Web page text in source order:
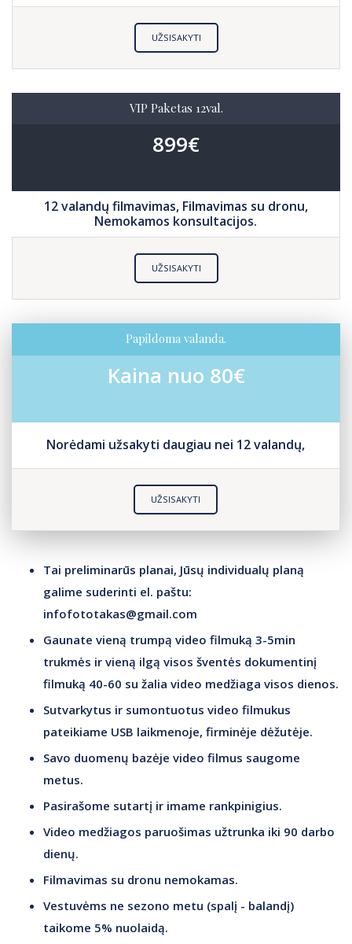
UŽSISAKYTI
VIP Paketas 12val.
899€
12 valandų filmavimas, Filmavimas su dronu,
Nemokamos konsultacijos.
UŽSISAKYTI
Papildoma valanda.
Kaina nuo 80€
Norėdami užsakyti daugiau nei 12 valandų,
UŽSISAKYTI
Tai preliminarūs planai, Jūsų individualų planą
galime suderinti el. paštu:
infofototakas@gmail.com
Gaunate vieną trumpą video filmuką 3-5min
trukmės ir vieną ilgą visos šventės dokumentinį
filmuką 40-60 su žalia video medžiaga visos dienos.
Sutvarkytus ir sumontuotus video filmukus
pateikiame USB laikmenoje, firminėje dėžutėje.
Savo duomenų bazėje video filmus saugome
metus.
Pasirašome sutartį ir imame rankpinigius.
Video medžiagos paruošimas užtrunka iki 90 darbo
dienų.
Filmavimas su dronu nemokamas.
Vestuvėms ne sezono metu (spalį - balandį)
taikome 5% nuolaidą.